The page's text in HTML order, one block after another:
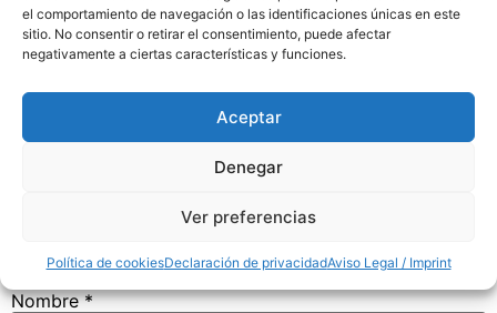
el comportamiento de navegación o las identificaciones únicas en este
sitio. No consentir o retirar el consentimiento, puede afectar
negativamente a ciertas características y funciones.
Aceptar
Denegar
Ver preferencias
Política de cookiesDeclaración de privacidadAviso Legal / Imprint
Comentario*
Nombre*